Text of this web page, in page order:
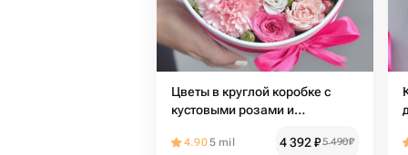
Цветы в круглой коробке с
кустовыми розами и
маме | День матери | день
4.905 mil 4 392₽5 490₽